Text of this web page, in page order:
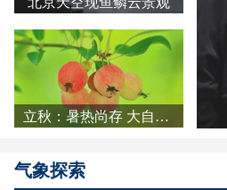
立秋：暑热尚存 大自然已埋下红黄伏笔
气象探索